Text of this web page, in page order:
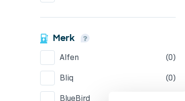
Merk
Alfen (0)
Bliq (0)
BlueBird